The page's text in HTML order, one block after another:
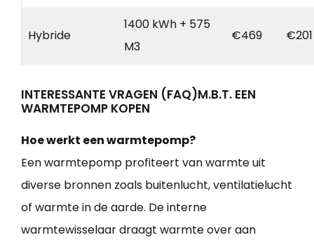
Hybride
1400 kWh + 575
M3
€469 €201
INTERESSANTE VRAGEN (FAQ)M.B.T. EEN
WARMTEPOMP KOPEN
Hoe werkt een warmtepomp?
Een warmtepomp profiteert van warmte uit
diverse bronnen zoals buitenlucht, ventilatielucht
of warmte in de aarde. De interne
warmtewisselaar draagt warmte over aan